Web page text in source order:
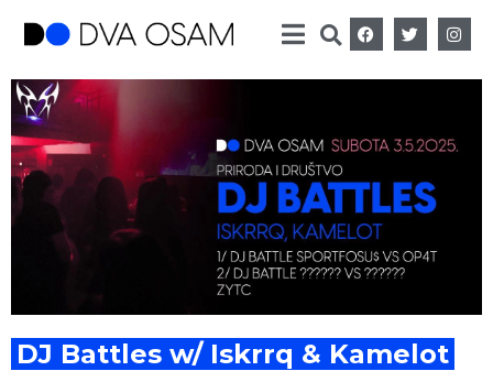
DJ Battles w/ Iskrrq & Kamelot